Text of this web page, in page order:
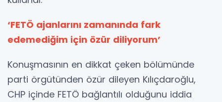
‘FETÖ ajanlarını zamanında fark
edemediğim için özür diliyorum’
Konuşmasının en dikkat çeken bölümünde
parti örgütünden özür dileyen Kılıçdaroğlu,
CHP içinde FETÖ bağlantılı olduğunu iddia